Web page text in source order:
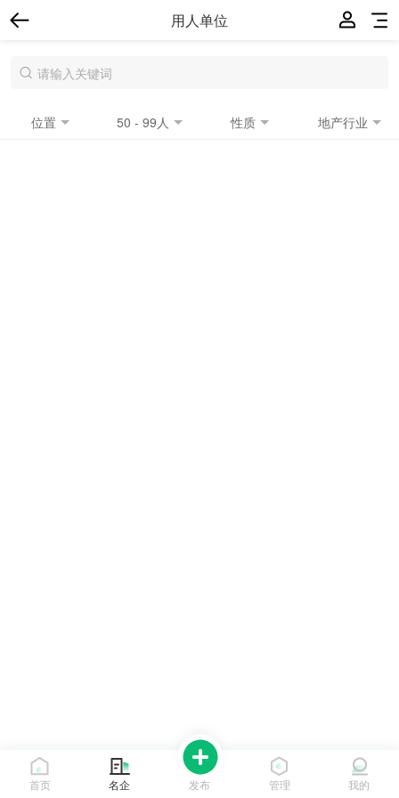
用人单位
位置 50 - 99人 性质 地产行业
首页 名企 发布 管理 我的